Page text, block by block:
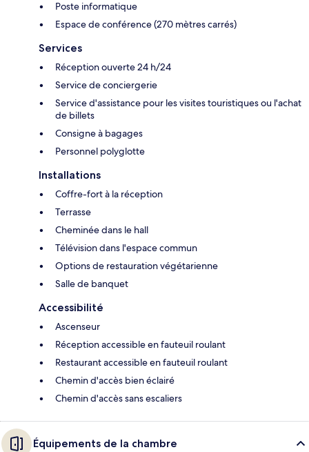
Poste informatique
Espace de conférence (270 mètres carrés)
Services
Réception ouverte 24 h/24
Service de conciergerie
Service d'assistance pour les visites touristiques ou l'achat
de billets
Consigne à bagages
Personnel polyglotte
Installations
Coffre-fort à la réception
Terrasse
Cheminée dans le hall
Télévision dans l'espace commun
Options de restauration végétarienne
Salle de banquet
Accessibilité
Ascenseur
Réception accessible en fauteuil roulant
Restaurant accessible en fauteuil roulant
Chemin d'accès bien éclairé
Chemin d'accès sans escaliers
Équipements de la chambre